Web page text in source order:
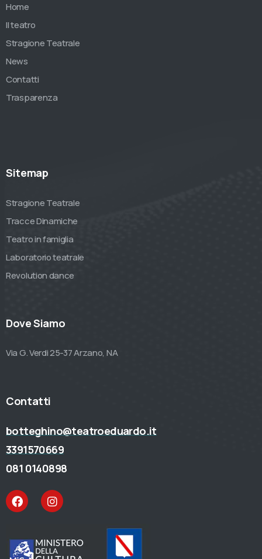
Home
Il teatro
Stragione Teatrale
News
Contatti
Trasparenza
Sitemap
Stragione Teatrale
Tracce Dinamiche
Teatro in famiglia
Laboratorio teatrale
Revolution dance
Dove Siamo
Via G. Verdi 25-37 Arzano, NA
Contatti
botteghino@teatroeduardo.it
3391570669
081 0140898